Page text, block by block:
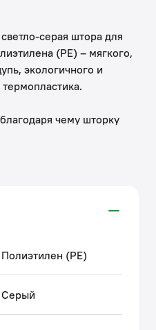
серая штора для
(PE) – мягкого,
экологичного и
чему шторку
уже в день покупки.
колец в комплекте,
пройдет насквозь,
не подвержен развитию
протереть салфеткой
При этом штору
Полиэтилен (PE)
Серый